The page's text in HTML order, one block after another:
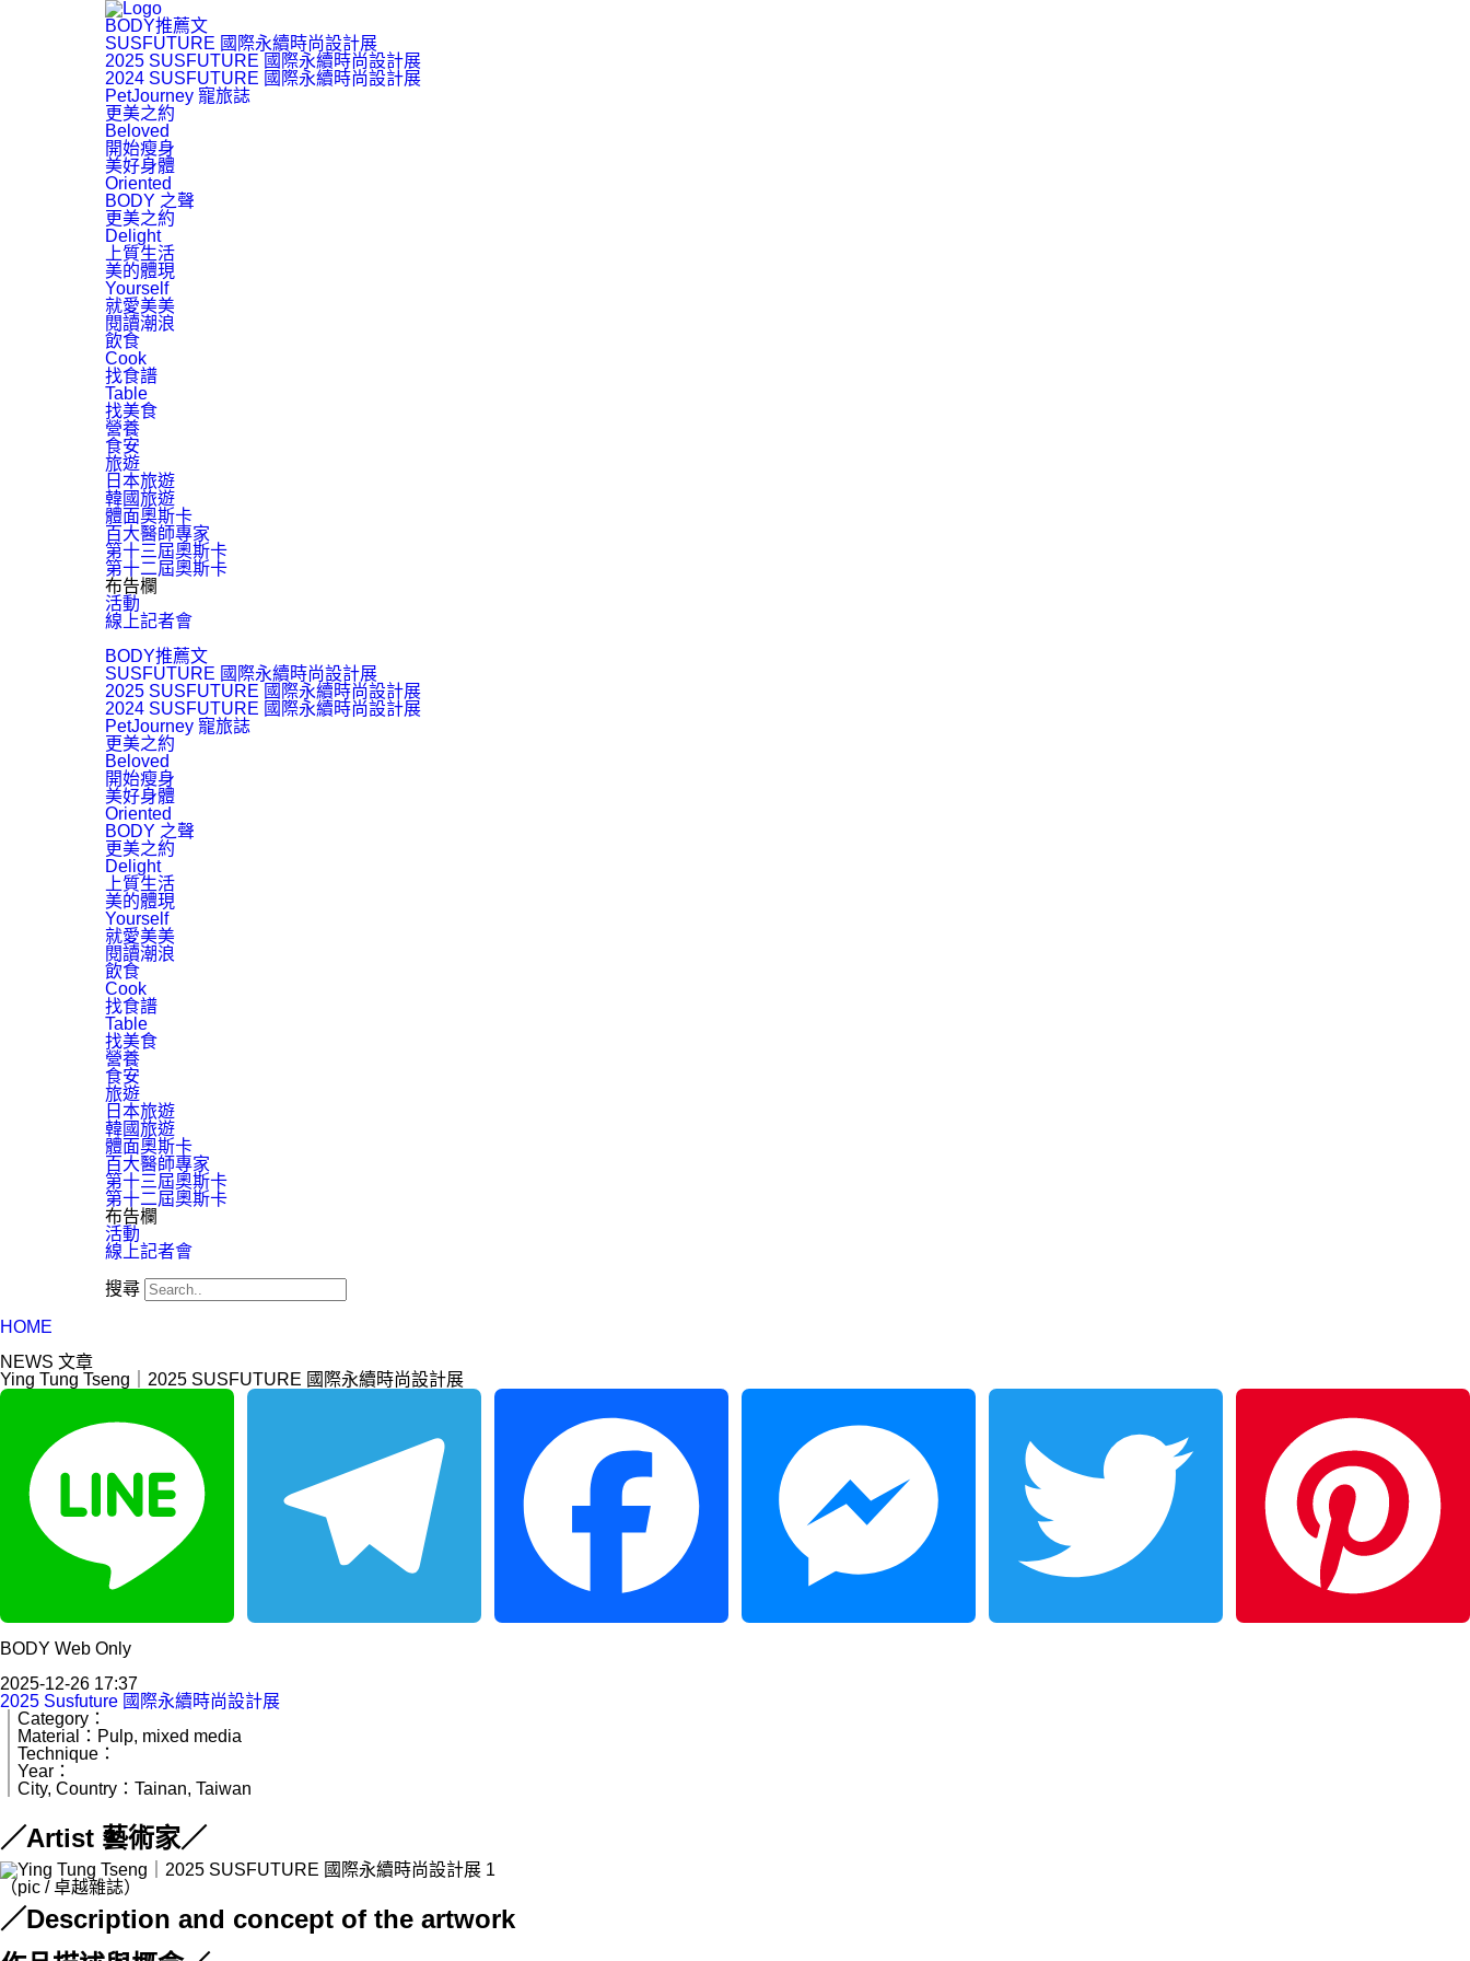
BODY推薦文
SUSFUTURE 國際永續時尚設計展
2025 SUSFUTURE 國際永續時尚設計展
2024 SUSFUTURE 國際永續時尚設計展
PetJourney 寵旅誌
更美之約
Beloved
開始瘦身
美好身體
Oriented
BODY 之聲
更美之約
Delight
上質生活
美的體現
Yourself
就愛美美
閱讀潮浪
飲食
Cook
找食譜
Table
找美食
營養
食安
旅遊
日本旅遊
韓國旅遊
體面奧斯卡
百大醫師專家
第十三屆奧斯卡
第十二屆奧斯卡
布告欄
活動
線上記者會
BODY推薦文
SUSFUTURE 國際永續時尚設計展
2025 SUSFUTURE 國際永續時尚設計展
2024 SUSFUTURE 國際永續時尚設計展
PetJourney 寵旅誌
更美之約
Beloved
開始瘦身
美好身體
Oriented
BODY 之聲
更美之約
Delight
上質生活
美的體現
Yourself
就愛美美
閱讀潮浪
飲食
Cook
找食譜
Table
找美食
營養
食安
旅遊
日本旅遊
韓國旅遊
體面奧斯卡
百大醫師專家
第十三屆奧斯卡
第十二屆奧斯卡
布告欄
活動
線上記者會
搜尋
HOME
NEWS 文章
Ying Tung Tseng｜2025 SUSFUTURE 國際永續時尚設計展
Line Telegram Facebook Messenger Twitter
Pinterest
BODY Web Only
2025-12-26 17:37
2025 Susfuture 國際永續時尚設計展
｜Category：
｜Material：Pulp, mixed media
｜Technique：
｜Year：
｜City, Country：Tainan, Taiwan
／Artist 藝術家／
（pic / 卓越雜誌）
／Description and concept of the artwork